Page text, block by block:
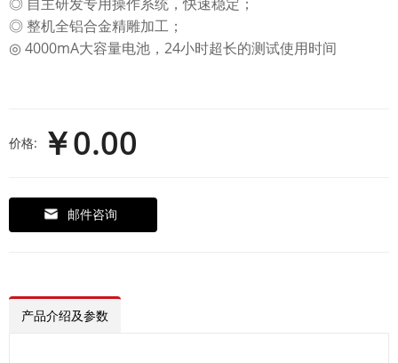
◎ 整机全铝合金精雕加工；
◎ 4000mA大容量电池，24小时超长的测试使用时间
价格: ￥0.00
邮件咨询
产品介绍及参数